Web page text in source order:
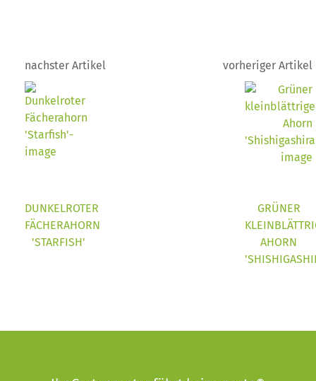
nachster Artikel
DUNKELROTER
FÄCHERAHORN
'STARFISH'
vorheriger Artikel
GRÜNER
AHORN